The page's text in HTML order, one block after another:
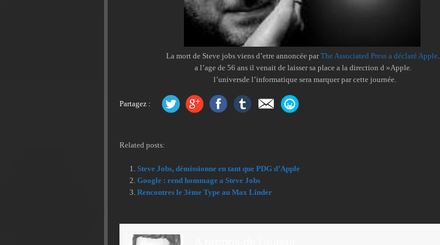
La mort de Steve jobs viens d’etre annoncée parThe Associated Press a déclaré Apple.
a l’age de 56 ans il venait de laisser sa place a la direction d »Apple.
l’universde l’informatique sera marquer par cette journée.
Partagez :
Related posts:
Steve Jobs, démissionne en tant que PDG d’Apple
Google : rend hommage a Steve Jobs
Rencontres le 3ème Type au Max Linder